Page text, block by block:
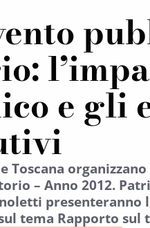
e gli
Toscana
– Anno 2012.
presenteranno
tema Rapporto sul